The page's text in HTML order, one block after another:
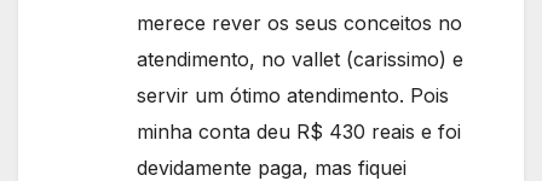
merece rever os seus conceitos no
atendimento, no vallet (carissimo) e
servir um ótimo atendimento. Pois
minha conta deu R$ 430 reais e foi
devidamente paga, mas fiquei